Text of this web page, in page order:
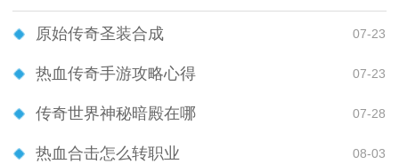
原始传奇圣装合成 07-23
热血传奇手游攻略心得 07-23
传奇世界神秘暗殿在哪 07-28
热血合击怎么转职业 08-03